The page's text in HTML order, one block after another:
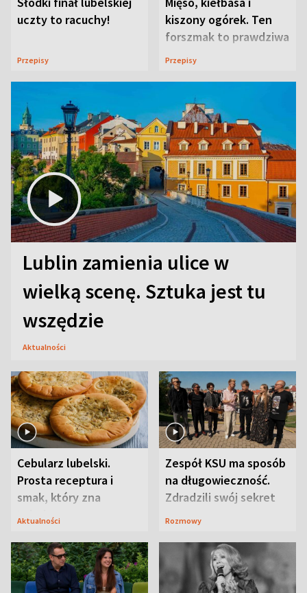
uczty to racuchy!
Przepisy
kiszony ogórek. Ten
forszmak to prawdziwa
uczta
Przepisy
Lublin zamienia ulice w
wielką scenę. Sztuka jest tu
wszędzie
Aktualności
Cebularz lubelski.
Prosta receptura i
smak, który zna
Lubelszczyzna
Aktualności
Zespół KSU ma sposób
na długowieczność.
Zdradzili swój sekret
Rozmowy